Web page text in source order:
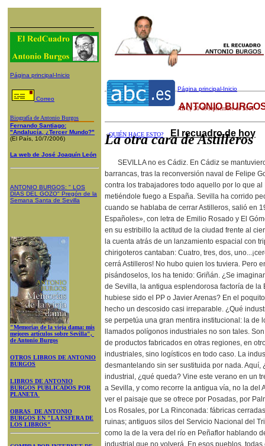
Página principal-Inicio
Correo
Biografía de Antonio Burgos
Fernando Santiago:
"Andalucía, ¿Tercer Mundo?"
(El País, 10/7/2006)
La web de José Joaquín León
ANTONIO BURGOS: " LOS
DÍAS DEL GOZO" Pregón de la
Semana Santa de Sevilla
"Memorias de la vieja dama: mis
mejores artículos sobre Sevilla",
de Antonio Burgos
OTROS LIBROS DE ANTONIO
BURGOS
LIBROS DE ANTONIO
BURGOS PUBLICADOS POR
PLANETA
OBRAS DE ANTONIO
BURGOS EN "LA ESFERA DE
LOS LIBROS"
Página principal-Inicio
ABC, 20 de septiembre de 2011
¿QUIÉN HACE ESTO? El recuadro de hoy
ANTONIO
La otra cara de Astilleros
SEVILLA no es Cádiz. En Cádiz se
barrancas, tras la reconversión naval de Felipe
contra los trabajadores todo aquello por lo que
metiéndole fuego a España. Sevilla ha corrido
cuando se hablaba de cerrar Astilleros, salió en
Españoles», con letra de Emilio Rosado y El
en su estribillo la actitud de la ciudad frente al
la cuenta atrás de un lanzamiento espacial con
chirigoteros cantaban: Cuatro, tres, dos,
cerrá Astilleros! No hubo quien los tuviera. Pero
pisándoselos, los ha tenido: Griñán. ¿Se
de Sevilla, la antigua esplendorosa factoría de la
hubiese sido el PP o Javier Arenas? En el
hecho un descosido casi irreparable. ¿Qué
se perpetúa una gran mentira institucional: la de
llamados polígonos industriales no son tales.
de productos fabricados en otras regiones, en
industriales, sino logísticos en todo caso. La
desmantelando sin ser sustituida por nada. Aquí,
industrial, ¿qué queda? Vine este verano en un
a Sevilla, y como recorre la antigua vía, no la del
ver el paisaje que se ofrece por Posadas, por
Los Rosales, por La Rinconada: fábricas
ruinas; antiguos silos del Servicio Nacional del
como la de la vera del río en Peñaflor hablando
industrial que no volverá. En esos pueblos,